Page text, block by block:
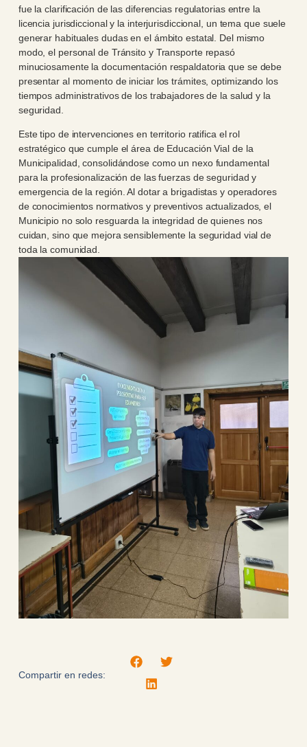
fue la clarificación de las diferencias regulatorias entre la
licencia jurisdiccional y la interjurisdiccional, un tema que suele
generar habituales dudas en el ámbito estatal. Del mismo
modo, el personal de Tránsito y Transporte repasó
minuciosamente la documentación respaldatoria que se debe
presentar al momento de iniciar los trámites, optimizando los
tiempos administrativos de los trabajadores de la salud y la
seguridad.
Este tipo de intervenciones en territorio ratifica el rol
estratégico que cumple el área de Educación Vial de la
Municipalidad, consolidándose como un nexo fundamental
para la profesionalización de las fuerzas de seguridad y
emergencia de la región. Al dotar a brigadistas y operadores
de conocimientos normativos y preventivos actualizados, el
Municipio no solo resguarda la integridad de quienes nos
cuidan, sino que mejora sensiblemente la seguridad vial de
toda la comunidad.
Compartir en redes: